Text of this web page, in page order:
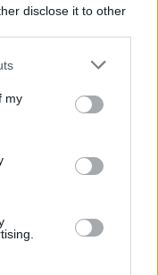
disclose it to other
my